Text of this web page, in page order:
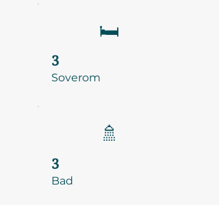
🛏️
3
Soverom
🚿
3
Bad